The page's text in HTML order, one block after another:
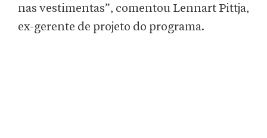
nas vestimentas”, comentou Lennart Pittja,
ex-gerente de projeto do programa.